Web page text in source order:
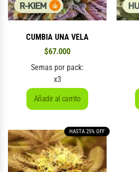
CUMBIA UNA VELA
$67.000
Semas por pack:
x3
Añadir al carrito
HASTA 25% OFF